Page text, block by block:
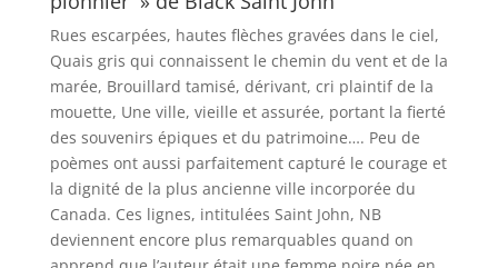
Rues escarpées, hautes flèches gravées dans le ciel,
Quais gris qui connaissent le chemin du vent et de la
marée, Brouillard tamisé, dérivant, cri plaintif de la
mouette, Une ville, vieille et assurée, portant la fierté
des souvenirs épiques et du patrimoine…. Peu de
poèmes ont aussi parfaitement capturé le courage et
la dignité de la plus ancienne ville incorporée du
Canada. Ces lignes, intitulées Saint John, NB
deviennent encore plus remarquables quand on